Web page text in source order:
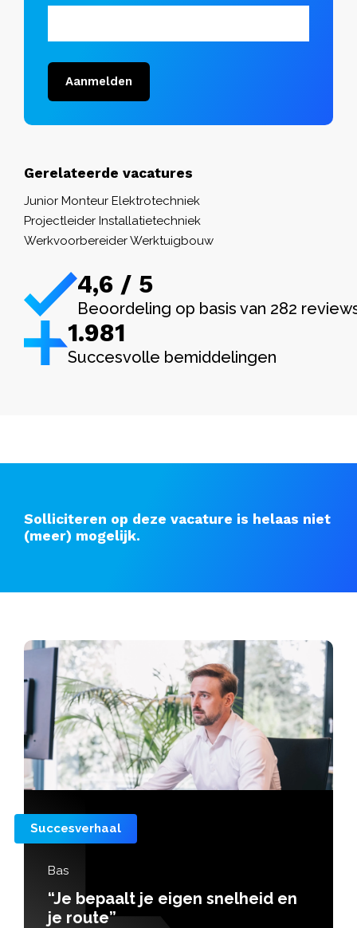
Aanmelden
Gerelateerde vacatures
Junior Monteur Elektrotechniek
Projectleider Installatietechniek
Werkvoorbereider Werktuigbouw
4,6 / 5
Beoordeling op basis van 282
1.982
Succesvolle bemiddelingen
Solliciteren op deze vacature is helaas niet
(meer) mogelijk.
bepaalt je eigen snelheid en
route”